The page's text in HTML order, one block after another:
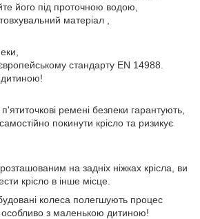
його під проточною водою,
матеріал ,
стандарту EN 14988.
дитиною!
п'ятиточкові ремені безпеки гарантують,
покинути крісло та ризикує
на задніх ніжках крісла, ви
крісло в інше місце.
колеса полегшують процес
особливо з маленькою дитиною!